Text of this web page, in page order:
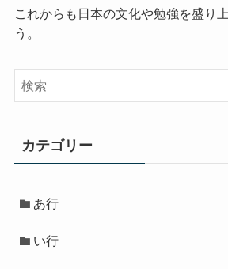
これからも日本の文化や勉強を盛り
う。
カテゴリー
あ行
い行